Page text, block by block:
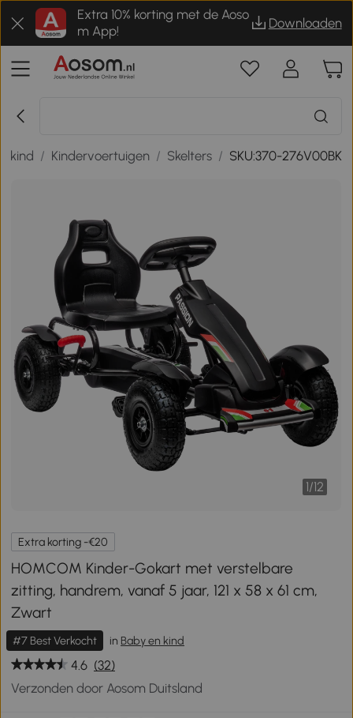
Extra 10% korting met de Aoso
m App!
Downloaden
kind / Kindervoertuigen / Skelters / SKU:370-276V00BK
1/12
Extra korting -€20
HOMCOM Kinder-Gokart met verstelbare
zitting, handrem, vanaf 5 jaar, 121 x 58 x 61 cm,
Zwart
#7 Best Verkocht in Baby en kind
4.6 (32)
Verzonden door Aosom Duitsland